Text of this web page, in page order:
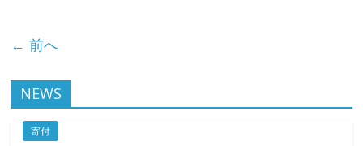
← 前へ
NEWS
寄付